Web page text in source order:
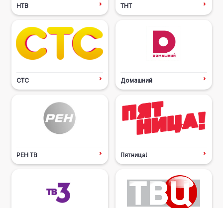
НТВ ТНТ
СТС Домашний
РЕН ТВ Пятница!